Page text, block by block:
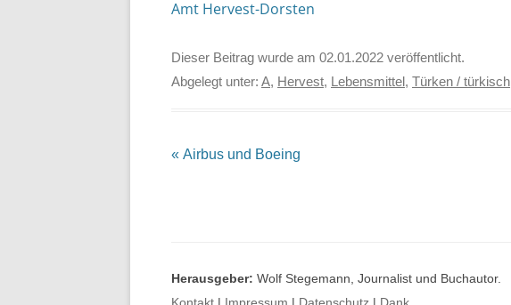
Amt Hervest-Dorsten
Dieser Beitrag wurde am 02.01.2022 veröffentlicht.
Abgelegt unter: A, Hervest, Lebensmittel , Türken / türkisch
Beitrags-
« Airbus und Boeing
Herausgeber: Wolf Stegemann, Journalist und Buchautor.